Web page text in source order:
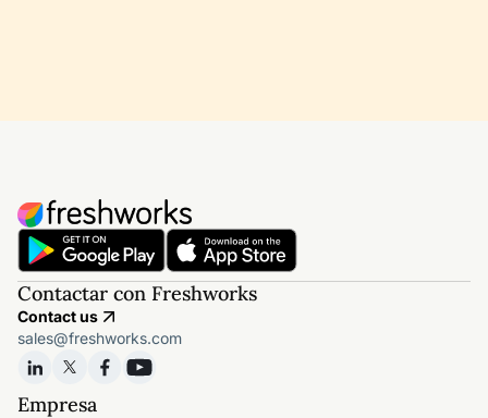
Contactar con Freshworks
Contact us
sales@freshworks.com
Empresa